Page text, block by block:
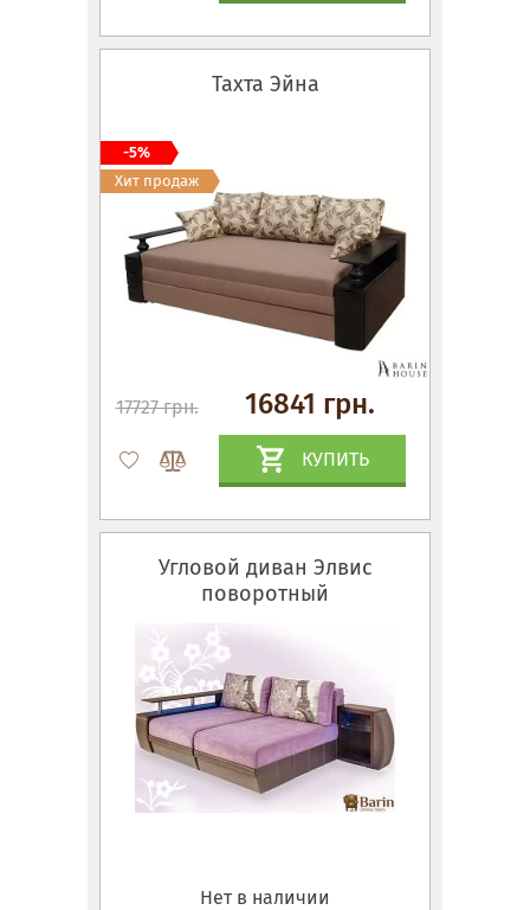
Тахта Эйна
17727 грн. 16841 грн.
КУПИТЬ
-5%
Хит продаж
Угловой диван Элвис
поворотный
Нет в наличии